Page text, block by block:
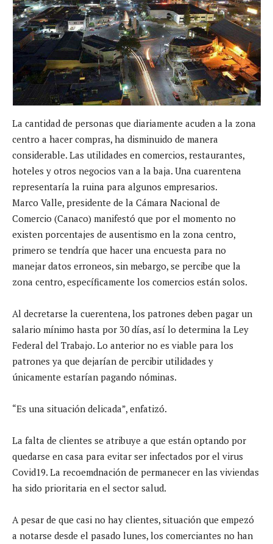
La cantidad de personas que diariamente acuden a la zona
centro a hacer compras, ha disminuido de manera
considerable. Las utilidades en comercios, restaurantes,
hoteles y otros negocios van a la baja. Una cuarentena
representaría la ruina para algunos empresarios.
Marco Valle, presidente de la Cámara Nacional de
Comercio (Canaco) manifestó que por el momento no
existen porcentajes de ausentismo en la zona centro,
primero se tendría que hacer una encuesta para no
manejar datos erroneos, sin mebargo, se percibe que la
zona centro, específicamente los comercios están solos.
Al decretarse la cuerentena, los patrones deben pagar un
salario mínimo hasta por 30 días, así lo determina la Ley
Federal del Trabajo. Lo anterior no es viable para los
patrones ya que dejarían de percibir utilidades y
únicamente estarían pagando nóminas.
“Es una situación delicada”, enfatizó.
La falta de clientes se atribuye a que están optando por
quedarse en casa para evitar ser infectados por el virus
Covid19. La recoemdnación de permanecer en las viviendas
ha sido prioritaria en el sector salud.
A pesar de que casi no hay clientes, situación que empezó
a notarse desde el pasado lunes, los comerciantes no han